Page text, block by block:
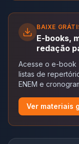
BAIXE
E-books,
redação
Acesse o e-book
listas de
ENEM e
Ver materiais